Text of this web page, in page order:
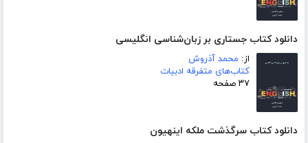
دانلود کتاب جستاری بر زبان‌شناسی انگلیسی
از: محمد آذروش
کتاب‌های متفرقه ادبیات
۳۷ صفحه
دانلود کتاب سرگذشت ملکه اینهیون